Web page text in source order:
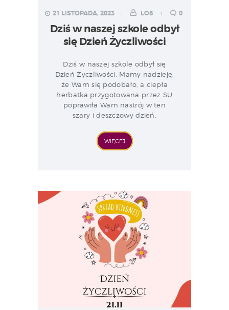
21 LISTOPADA, 2023 LO8 0
Dziś w naszej szkole odbył
się Dzień Życzliwości
Dziś w naszej szkole odbył się
Dzień Życzliwości. Mamy nadzieję,
że Wam się podobało, a ciepła
herbatka przygotowana przez SU
poprawiła Wam nastrój w ten
szary i deszczowy dzień.
WIĘCEJ